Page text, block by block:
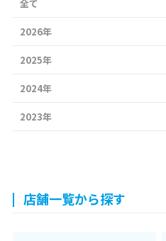
全て
2026年
2025年
2024年
2023年
店舗一覧から探す